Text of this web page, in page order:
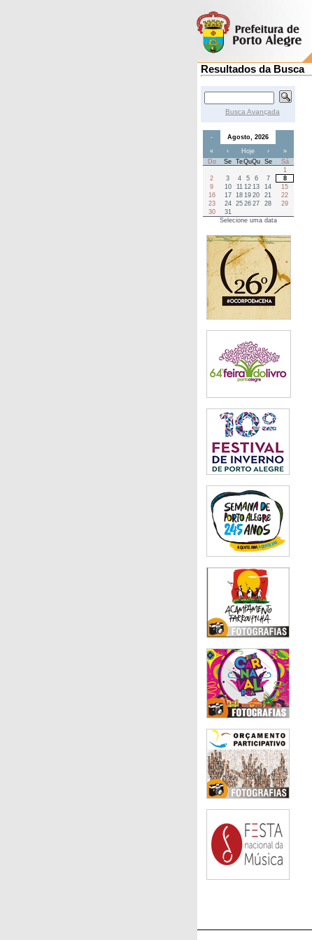
Resultados da Busca
Busca Avançada
-
Agosto, 2026
«
‹ Hoje ›
»
Do
Se TeQuQu Se
Sá
1
2
3 4 5 6 7
8
9
10 11 12 13 14
15
16
17 18 19 20 21
22
23
24 25 26 27 28
29
30
31
Selecione uma data